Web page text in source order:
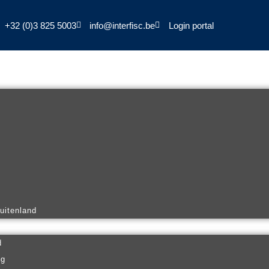
+32 (0)3 825 5003 info@interfisc.be Login portal